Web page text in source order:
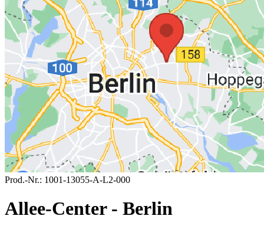
Prod.-Nr.: 1001-13055-A-L2-000
Allee-Center - Berlin